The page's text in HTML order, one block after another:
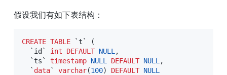
假设我们有如下表结构：
CREATE TABLE `t `
(
` id ` int DEFAULT NULL ,
`ts ` timestamp NULL DEFAULT NULL ,
` data` varchar(100) DEFAULT NULL